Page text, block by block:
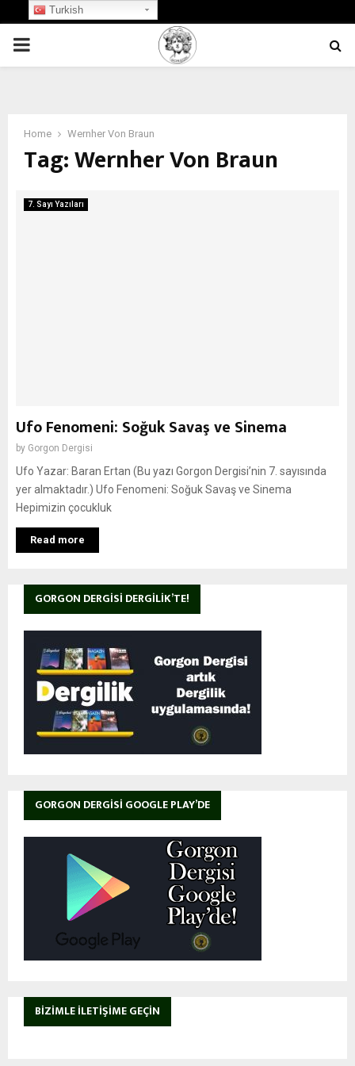
PRIMARY
Home Wernher Von Braun
Tag:Wernher Von Braun
7. Sayı Yazıları
Ufo Fenomeni: Soğuk Savaş ve Sinema
by Gorgon Dergisi
Ufo Yazar: Baran Ertan (Bu yazı Gorgon Dergisi’nin 7. sayısında
yer almaktadır.) Ufo Fenomeni: Soğuk Savaş ve Sinema
Hepimizin çocukluk
Read more
GORGON DERGISI DERGILIK’TE!
GORGON DERGISI GOOGLE PLAY’DE
BIZIMLE İLETIŞIME GEÇIN
Turkish